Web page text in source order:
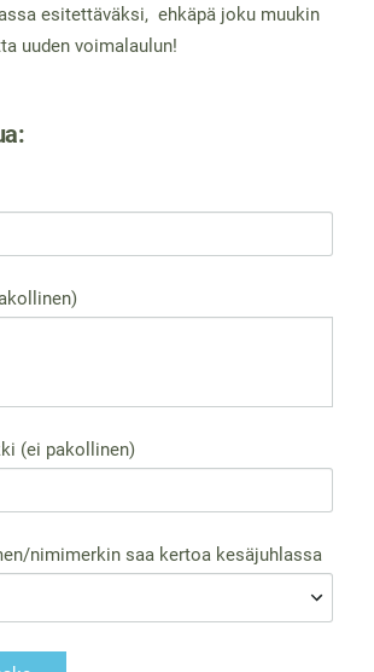
esitettäväksi, ehkäpä joku muukin
uuden voimalaulun!
(ei pakollinen)
nimimerkin saa kertoa kesäjuhlassa